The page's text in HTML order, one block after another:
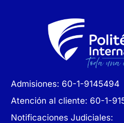
Admisiones: 60-1-9145494
Atención al cliente: 60-1-
Notificaciones Judiciales: